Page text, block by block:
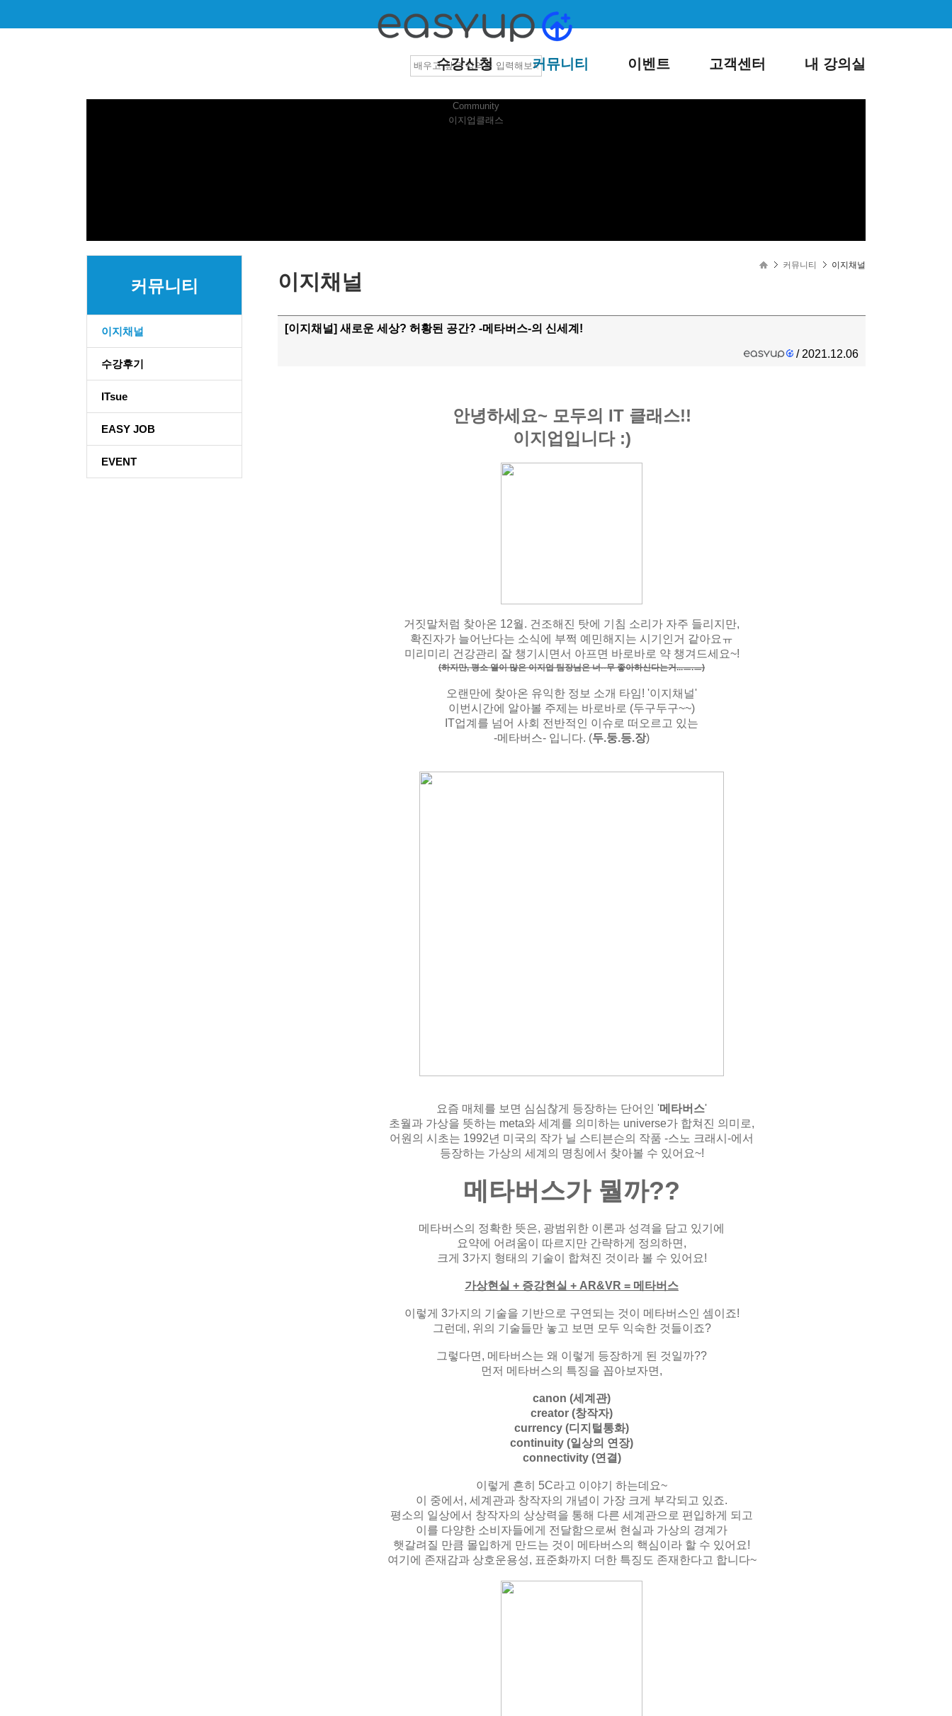
수강신청 커뮤니티 이벤트 고객센터 내 강의실
Community
이지업클래스
커뮤니티
이지채널
수강후기
ITsue
EASY JOB
EVENT
커뮤니티 이지채널
이지채널
[이지채널] 새로운 세상? 허황된 공간? -메타버스-의 신세계!
/ 2021.12.06
안녕하세요~ 모두의 IT 클래스!!
이지업입니다 :)
거짓말처럼 찾아온 12월. 건조해진 탓에 기침 소리가 자주 들리지만,
확진자가 늘어난다는 소식에 부쩍 예민해지는 시기인거 같아요ㅠ
미리미리 건강관리 잘 챙기시면서 아프면 바로바로 약 챙겨드세요~!
(하지만, 평소 열이 많은 이지업 팀장님은 너--무 좋아하신다는거...ㅡ.ㅡ)
오랜만에 찾아온 유익한 정보 소개 타임! '이지채널'
이번시간에 알아볼 주제는 바로바로 (두구두구~~)
IT업계를 넘어 사회 전반적인 이슈로 떠오르고 있는
-메타버스- 입니다. (두.둥.등.장)
요즘 매체를 보면 심심찮게 등장하는 단어인 '메타버스'
초월과 가상을 뜻하는 meta와 세계를 의미하는 universe가 합쳐진 의미로,
어원의 시초는 1992년 미국의 작가 닐 스티븐슨의 작품 -스노 크래시-에서
등장하는 가상의 세계의 명칭에서 찾아볼 수 있어요~!
메타버스가 뭘까??
메타버스의 정확한 뜻은, 광범위한 이론과 성격을 담고 있기에
요약에 어려움이 따르지만 간략하게 정의하면,
크게 3가지 형태의 기술이 합쳐진 것이라 볼 수 있어요!
가상현실 + 증강현실 + AR&VR = 메타버스
이렇게 3가지의 기술을 기반으로 구연되는 것이 메타버스인 셈이죠!
그런데, 위의 기술들만 놓고 보면 모두 익숙한 것들이죠?
그렇다면, 메타버스는 왜 이렇게 등장하게 된 것일까??
먼저 메타버스의 특징을 꼽아보자면,
canon (세계관)
creator (창작자)
currency (디지털통화)
continuity (일상의 연장)
connectivity (연결)
이렇게 흔히 5C라고 이야기 하는데요~
이 중에서, 세계관과 창작자의 개념이 가장 크게 부각되고 있죠.
평소의 일상에서 창작자의 상상력을 통해 다른 세계관으로 편입하게 되고
이를 다양한 소비자들에게 전달함으로써 현실과 가상의 경계가
햇갈려질 만큼 몰입하게 만드는 것이 메타버스의 핵심이라 할 수 있어요!
여기에 존재감과 상호운용성, 표준화까지 더한 특징도 존재한다고 합니다~